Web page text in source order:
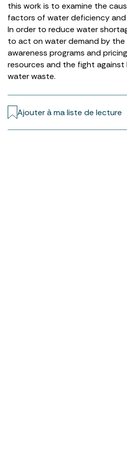
this work is to examine the
factors of water deficiency
In order to reduce water
to act on water demand by
awareness programs and
resources and the fight against
water waste.
Ajouter à ma liste de lecture